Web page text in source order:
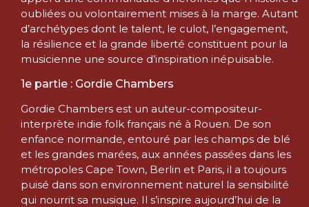
oubliées ou volontairement mises à la marge. Autant
d’archétypes dont le talent, le culot, l’engagement,
la résilience et la grande liberté constituent pour la
musicienne une source d’inspiration inépuisable.
1e partie : Gordie Chambers
Gordie Chambers est un auteur-compositeur-
interprète indie folk français né à Rouen. De son
enfance normande, entouré par les champs de blé
et les grandes marées, aux années passées dans les
métropoles Cape Town, Berlin et Paris, il a toujours
puisé dans son environnement naturel la sensibilité
qui nourrit sa musique. Il s’inspire aujourd’hui de la